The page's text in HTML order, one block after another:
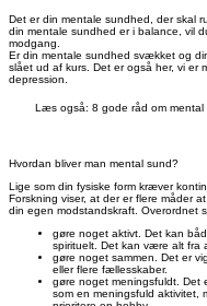
Det er din mentale sundhed, der skal
din mentale sundhed er i balance, vil
modgang.
Er din mentale sundhed svækket og
slået ud af kurs. Det er også her, vi er
depression.
Læs også: 8 gode råd om mental
Hvordan bliver man mental sund?
Lige som din fysiske form kræver
Forskning viser, at der er flere måder
din egen modstandskraft. Overordnet
gøre noget aktivt. Det kan
spirituelt. Det kan være alt fra
gøre noget sammen. Det er
eller flere fællesskaber.
gøre noget meningsfuldt. Det
som en meningsfuld